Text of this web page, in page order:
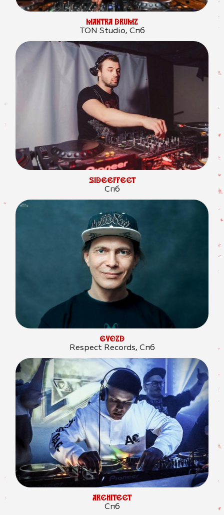
MANTRA DRUMZ
TON Studio, Спб
SIDEEFFECT
Спб
GVOZD
Respect Records, Спб
ARCHITECT
Спб